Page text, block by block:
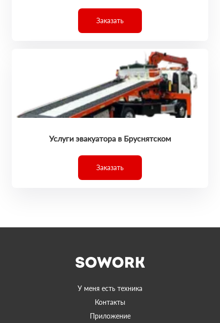
Заказать
Услуги эвакуатора в Бруснятском
Заказать
У меня есть техника
Контакты
Приложение